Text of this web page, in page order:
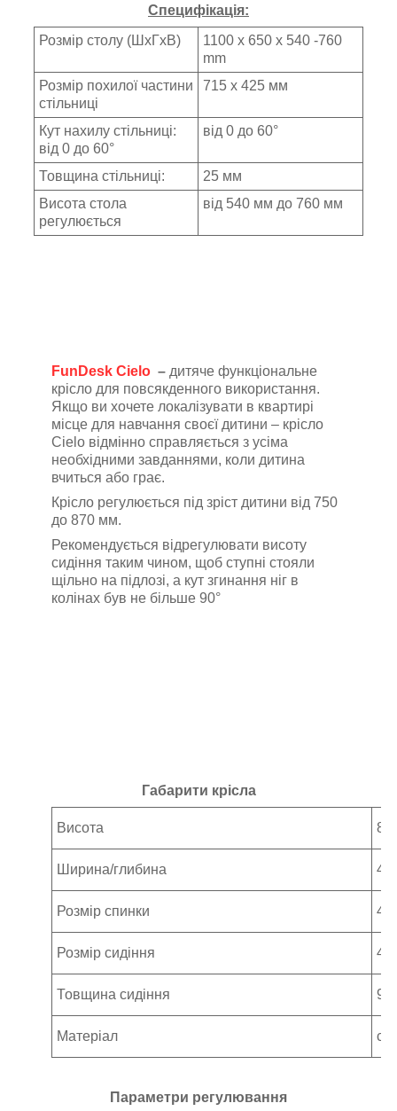
Специфікація:
Розмір столу (ШхГхВ)
1100 x 650 x 540 -760
mm
Розмір похилої частини
стільниці
715 x 425 мм
Кут нахилу стільниці:
від 0 до 60°
від 0 до 60°
Товщина стільниці:
25 мм
Висота стола
регулюється
від 540 мм до 760 мм
FunDesk Cielo – дитяче функціональне
крісло для повсякденного використання.
Якщо ви хочете локалізувати в квартирі
місце для навчання своєї дитини – крісло
Cielo відмінно справляється з усіма
необхідними завданнями, коли дитина
вчиться або грає.
Крісло регулюється під зріст дитини від 750
до 870 мм.
Рекомендується відрегулювати висоту
сидіння таким чином, щоб ступні стояли
щільно на підлозі, а кут згинання ніг в
колінах був не більше 90°
Габарити крісла
Висота
Ширина/глибина
Розмір спинки
Розмір сидіння
Товщина сидіння 90
Матеріал
Параметри регулювання